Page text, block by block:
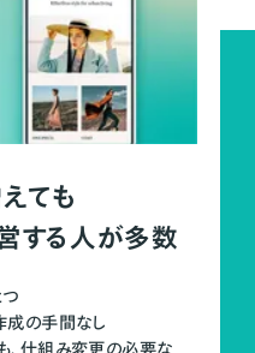
ても
する人が多数
つ
成の手間なし
、仕組み変更の必要な